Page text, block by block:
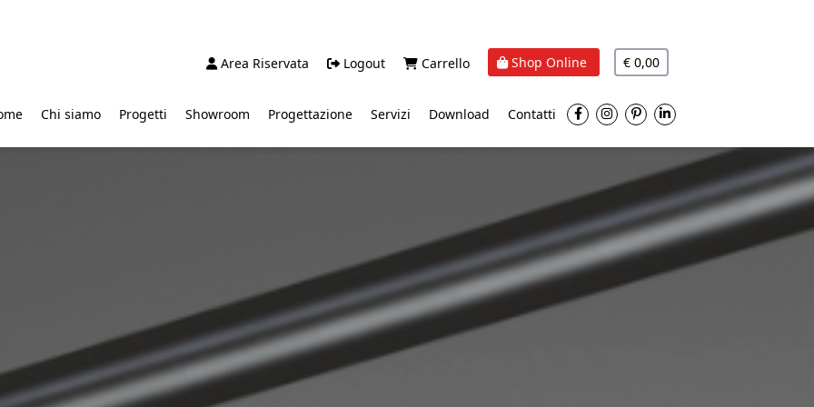
Area Riservata Logout Carrello Shop Online € 0,00
Chi siamo Progetti Showroom Progettazione Servizi Download Contatti